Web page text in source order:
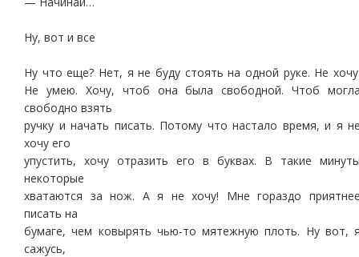
Ну, вот и все
Ну что еще? Нет, я не буду стоять на одной руке. Не
Не умею. Хочу, чтоб она была свободной. Чтоб
свободно взять
ручку и начать писать. Потому что настало время, и я
хочу его
упустить, хочу отразить его в буквах. В такие
некоторые
хватаются за нож. А я не хочу! Мне гораздо
писать на
бумаге, чем ковырять чью-то мятежную плоть. Ну вот,
сажусь,